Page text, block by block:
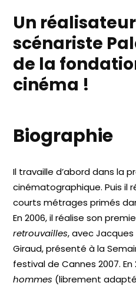
Un
scénariste
de la
cinéma !
Biographie
Il travaille d’abord dans la
cinématographique. Puis il
courts métrages primés
En 2006, il réalise son
retrouvailles, avec
Giraud, présenté à la
festival de Cannes 2007. En
hommes (librement adapté